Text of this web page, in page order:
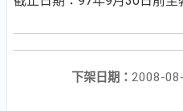
下架日期： 2008-